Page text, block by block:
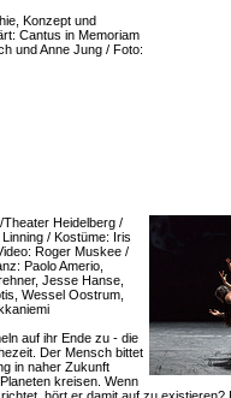
Konzept und
Cantus in Memoriam
und Anne Jung / Foto:
Heidelberg /
/ Kostüme: Iris
Roger Muskee /
Paolo Amerio,
Jesse Hanse,
Wessel Oostrum,
auf ihr Ende zu - die
Der Mensch bittet
in naher Zukunft
kreisen. Wenn